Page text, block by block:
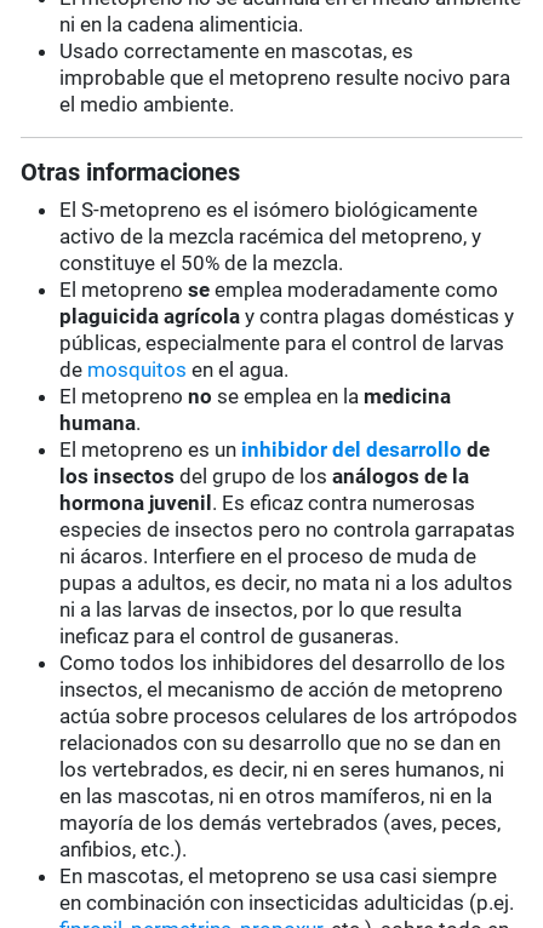
ni en la cadena alimenticia.
Usado correctamente en mascotas, es
improbable que el metopreno resulte nocivo para
el medio ambiente.
Otras informaciones
El S-metopreno es el isómero biológicamente
activo de la mezcla racémica del metopreno, y
constituye el 50% de la mezcla.
El metoprenose emplea moderadamente como
plaguicida agrícola y contra plagas domésticas y
públicas, especialmente para el control de larvas
de mosquitos en el agua.
El metoprenono se emplea en la medicina
humana.
El metopreno es un inhibidor del desarrollo de
los insectos del grupo de losanálogos de la
hormona juvenil . Es eficaz contra numerosas
especies de insectos pero no controla garrapatas
ni ácaros. Interfiere en el proceso de muda de
pupas a adultos, es decir, no mata ni a los adultos
ni a las larvas de insectos, por lo que resulta
ineficaz para el control de gusaneras.
Como todos los inhibidores del desarrollo de los
insectos, el mecanismo de acción de metopreno
actúa sobre procesos celulares de los artrópodos
relacionados con su desarrollo que no se dan en
los vertebrados, es decir, ni en seres humanos, ni
en las mascotas, ni en otros mamíferos, ni en la
mayoría de los demás vertebrados (aves, peces,
anfibios, etc.).
En mascotas, el metopreno se usa casi siempre
en combinación con insecticidas adulticidas (p.ej.